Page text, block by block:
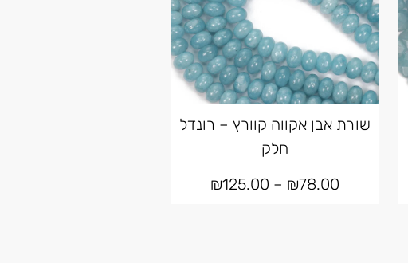
שורת אבן אקווה קוורץ – רונדל
חלק
₪78.00
–
₪125.00